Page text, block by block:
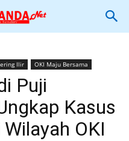
Ilir OKI Maju Bersama
Puji
Kasus
OKI